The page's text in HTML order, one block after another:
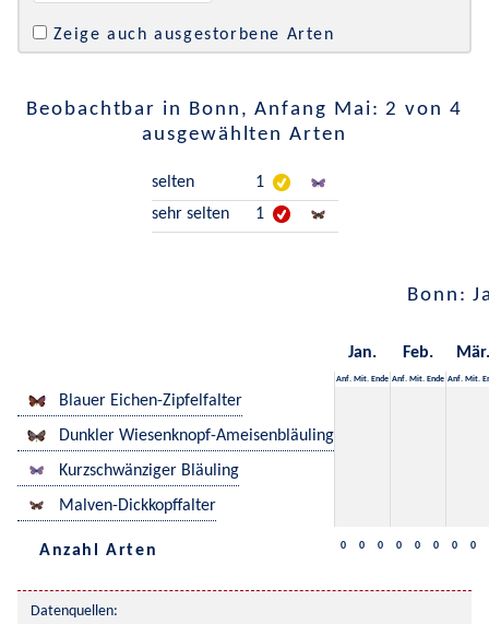
Zeige auch ausgestorbene Arten
Beobachtbar in Bonn, Anfang Mai: 2 von 4
ausgewählten Arten
selten
1
sehr selten
1
Bonn:
Jan. Feb. Mär.
Anf. Mit. Ende Anf. Mit. Ende Anf. Mit.
Blauer Eichen-Zipfelfalter
Dunkler Wiesenknopf-Ameisenbläuling
Kurzschwänziger Bläuling
Malven-Dickkopffalter
Anzahl Arten 0 0 0 0 0 0 0 0
Datenquellen: